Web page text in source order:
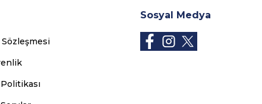
Sözleşmesi
Sosyal Medya